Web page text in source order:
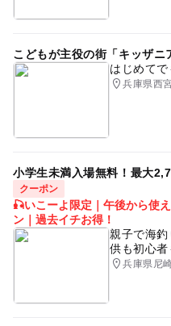
予約はこちらから
0歳の赤ちゃんのおでかけ
クラシックからポピュラー
パーカッション 楽しい
こどもが主役の街「キッザニ
はじめて
兵庫県西
小学生未満入場無料！最大
クーポン
🎣いこーよ限定｜午後から使
ン｜過去イチお得！
親子で海
供も初心者
兵庫県尼